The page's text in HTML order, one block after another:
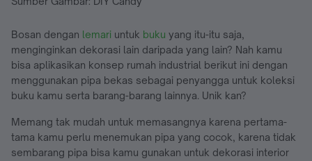
Bosan dengan lemari untuk buku yang itu-itu saja,
menginginkan dekorasi lain daripada yang lain? Nah kamu
bisa aplikasikan konsep rumah industrial berikut ini dengan
menggunakan pipa bekas sebagai penyangga untuk koleksi
buku kamu serta barang-barang lainnya. Unik kan?
Memang tak mudah untuk memasangnya karena pertama-
tama kamu perlu menemukan pipa yang cocok, karena tidak
sembarang pipa bisa kamu gunakan untuk dekorasi interior